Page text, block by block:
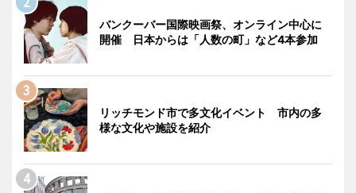
バンクーバー国際映画祭、オンライン中心に
開催 日本からは「人数の町」など4本参加
リッチモンド市で多文化イベント 市内の多
様な文化や施設を紹介